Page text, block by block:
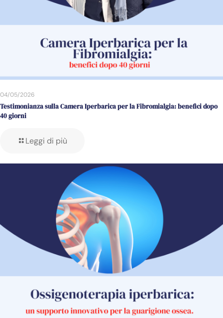
04/05/2026
Testimonianza sulla Camera Iperbarica per la Fibromialgia: benefici dopo
40 giorni
Leggi di più